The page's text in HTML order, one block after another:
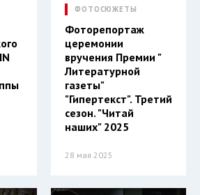
ФОТОСЮЖЕТЫ
Фоторепортаж
церемонии
вручения Премии "
Литературной
газеты"
"Гипертекст". Третий
сезон. "Читай
наших" 2025
28 мая 2025